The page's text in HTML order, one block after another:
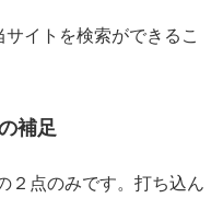
イトを検索ができるこ
補足
２点のみです。打ち込ん